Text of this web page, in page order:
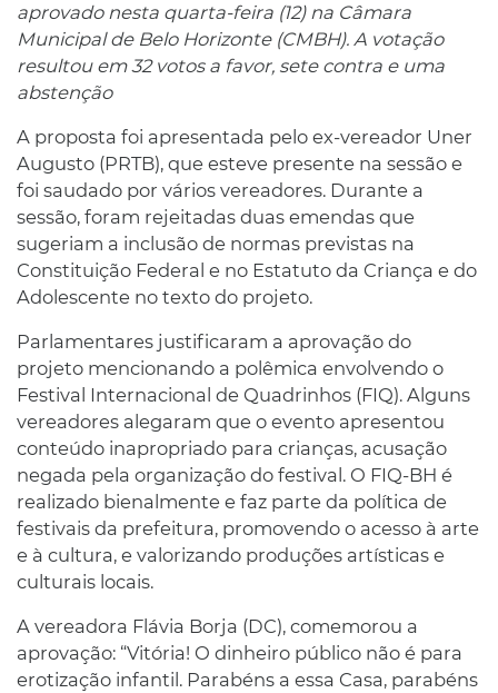
aprovado nesta quarta-feira (12) na Câmara
Municipal de Belo Horizonte (CMBH). A votação
resultou em 32 votos a favor, sete contra e uma
abstenção
A proposta foi apresentada pelo ex-vereador Uner
Augusto (PRTB), que esteve presente na sessão e
foi saudado por vários vereadores. Durante a
sessão, foram rejeitadas duas emendas que
sugeriam a inclusão de normas previstas na
Constituição Federal e no Estatuto da Criança e do
Adolescente no texto do projeto.
Parlamentares justificaram a aprovação do
projeto mencionando a polêmica envolvendo o
Festival Internacional de Quadrinhos (FIQ). Alguns
vereadores alegaram que o evento apresentou
conteúdo inapropriado para crianças, acusação
negada pela organização do festival. O FIQ-BH é
realizado bienalmente e faz parte da política de
festivais da prefeitura, promovendo o acesso à arte
e à cultura, e valorizando produções artísticas e
culturais locais.
A vereadora Flávia Borja (DC), comemorou a
aprovação: “Vitória! O dinheiro público não é para
erotização infantil. Parabéns a essa Casa, parabéns